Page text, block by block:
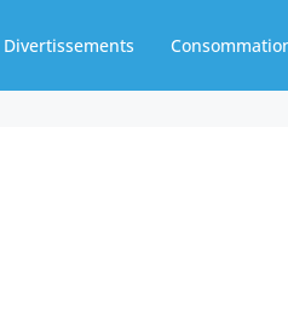
Divertissements